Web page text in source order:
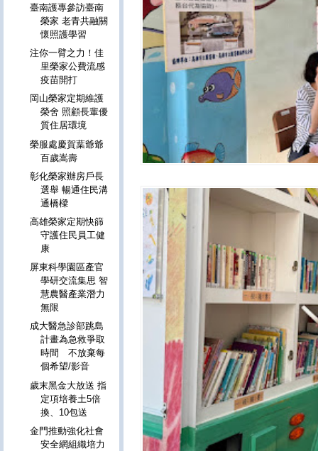
臺南護專參訪臺南
榮家 老青共融關
懷照護學習
注你一臂之力！佳
里榮家公費流感
疫苗開打
岡山榮家定期維護
榮舍 照顧長輩優
質住居環境
榮服處慶賀葉爺爺
百歲嵩壽
彰化榮家辦房戶長
選舉 暢通住民溝
通橋樑
高雄榮家定期快篩
守護住民員工健
康
屏東科學園區產官
學研交流集思 智
慧農醫產業潛力
無限
成大醫急診部跳島
計畫為急救爭取
時間 不放棄每
個希望/影音
歲末黑金大放送 指
定項培養土5倍
換、10包送
金門推動強化社會
安全網組織培力